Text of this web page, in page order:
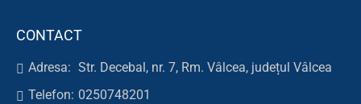
CONTACT
Adresa: Str. Decebal, nr. 7, Rm. Vâlcea, județul Vâlcea
Telefon: 0250748201